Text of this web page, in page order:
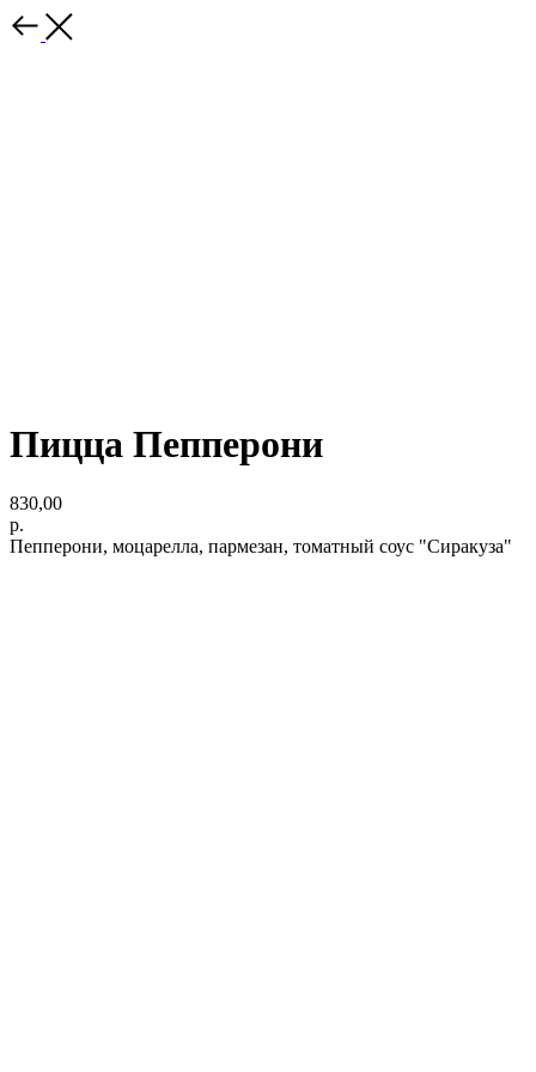
Пицца Пепперони
830,00
р.
Пепперони, моцарелла, пармезан, томатный соус "Сиракуза"